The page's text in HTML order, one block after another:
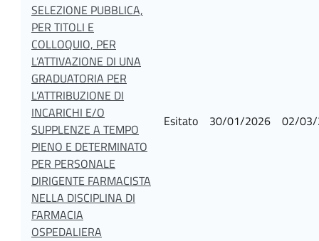
SELEZIONE PUBBLICA,
PER TITOLI E
COLLOQUIO, PER
L’ATTIVAZIONE DI UNA
GRADUATORIA PER
L’ATTRIBUZIONE DI
INCARICHI E/O
SUPPLENZE A TEMPO
PIENO E DETERMINATO
PER PERSONALE
DIRIGENTE FARMACISTA
NELLA DISCIPLINA DI
FARMACIA
OSPEDALIERA
Esitato 30/01/2026 02/